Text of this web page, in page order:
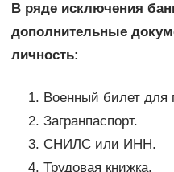
В ряде исключения
дополнительные
личность:
Военный билет для
Загранпаспорт.
СНИЛС или ИНН.
Трудовая книжка.